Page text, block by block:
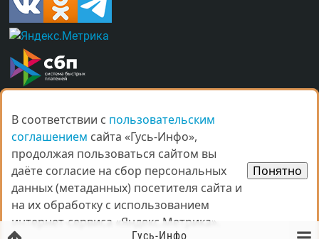
Гусь-Инфо
О насНаградыПравилаКонтакты
Рекламные услуги в Гусь-Хрустальном
© Все права защищены.
В соответствии с пользовательским
соглашением сайта «Гусь-Инфо»,
продолжая пользоваться сайтом вы
даёте согласие на сбор персональных
данных (метаданных) посетителя сайта и
на их обработку с использованием
интернет-сервиса «Яндекс.Метрика».
Понятно
В соответствии с пользовательским
соглашением сайта «Гусь-Инфо»,
продолжая пользоваться сайтом вы
даёте согласие на сбор персональных
данных (метаданных) посетителя сайта и
на их обработку с использованием
интернет-сервиса «Яндекс.Метрика».
Понятно